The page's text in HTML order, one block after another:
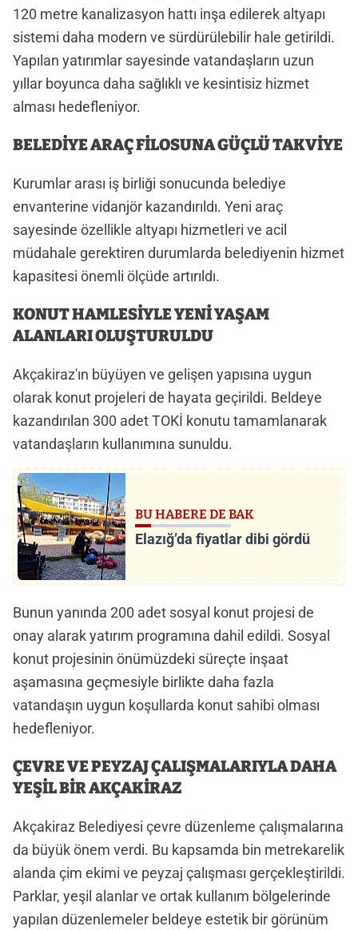
120 metre kanalizasyon hattı inşa edilerek altyapı
sistemi daha modern ve sürdürülebilir hale getirildi.
Yapılan yatırımlar sayesinde vatandaşların uzun
yıllar boyunca daha sağlıklı ve kesintisiz hizmet
alması hedefleniyor.
BELEDİYE ARAÇ FİLOSUNA GÜÇLÜ TAKVİYE
Kurumlar arası iş birliği sonucunda belediye
envanterine vidanjör kazandırıldı. Yeni araç
sayesinde özellikle altyapı hizmetleri ve acil
müdahale gerektiren durumlarda belediyenin hizmet
kapasitesi önemli ölçüde artırıldı.
KONUT HAMLESİYLE YENİ YAŞAM
ALANLARI OLUŞTURULDU
Akçakiraz'ın büyüyen ve gelişen yapısına uygun
olarak konut projeleri de hayata geçirildi. Beldeye
kazandırılan 300 adet TOKİ konutu tamamlanarak
vatandaşların kullanımına sunuldu.
BU HABERE DE BAK
Elazığ’da fiyatlar dibi gördü
Bunun yanında 200 adet sosyal konut projesi de
onay alarak yatırım programına dahil edildi. Sosyal
konut projesinin önümüzdeki süreçte inşaat
aşamasına geçmesiyle birlikte daha fazla
vatandaşın uygun koşullarda konut sahibi olması
hedefleniyor.
ÇEVRE VE PEYZAJ ÇALIŞMALARIYLA DAHA
YEŞİL BİR AKÇAKİRAZ
Akçakiraz Belediyesi çevre düzenleme çalışmalarına
da büyük önem verdi. Bu kapsamda bin metrekarelik
alanda çim ekimi ve peyzaj çalışması gerçekleştirildi.
Parklar, yeşil alanlar ve ortak kullanım bölgelerinde
yapılan düzenlemeler beldeye estetik bir görünüm